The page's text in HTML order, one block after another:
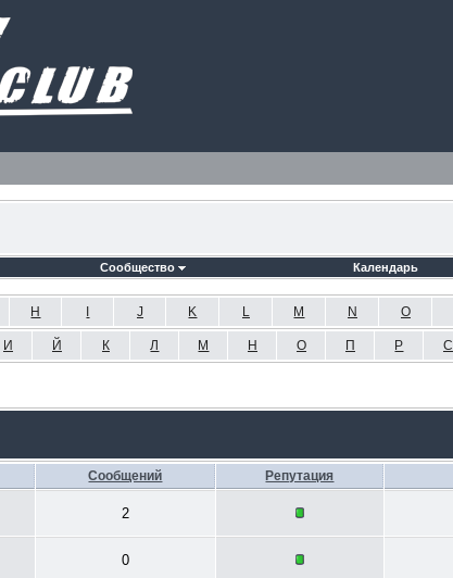
Сообщество Календарь
H J K L M N O
И Й К Л М Н О П Р С
Сообщений Репутация
2
0